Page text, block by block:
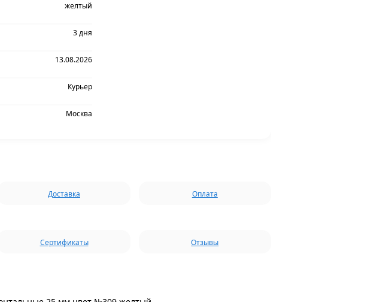
желтый
3 дня
13.08.2026
Курьер
Москва
Доставка Оплата
Сертификаты Отзывы